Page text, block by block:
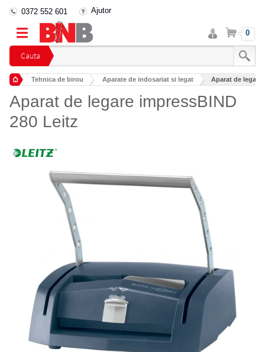
Cauta
0372 552 601 Ajutor
Intra
in
cont
Cos 0
Tehnica de birou Aparate de indosariat si legat Aparat de legare
Aparat de legare impressBIND
280 Leitz